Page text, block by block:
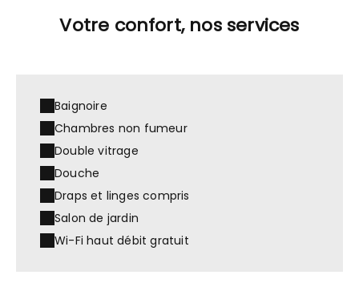
Votre confort, nos services
Baignoire
Chambres non fumeur
Double vitrage
Douche
Draps et linges compris
Salon de jardin
Wi-Fi haut débit gratuit